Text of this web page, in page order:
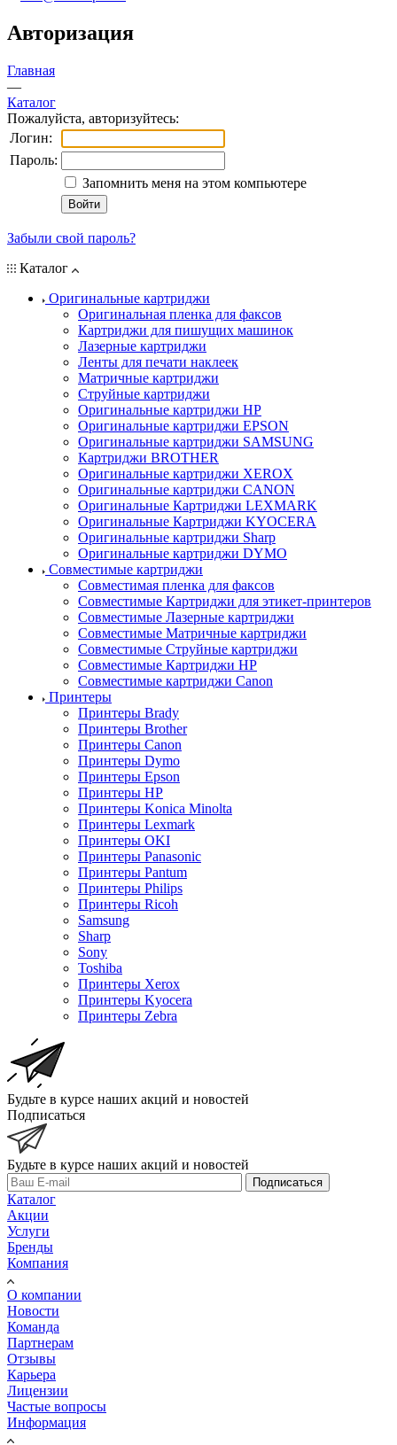
Авторизация
Главная
—
Каталог
Пожалуйста, авторизуйтесь:
Логин:
Пароль:
Запомнить меня на этом компьютере
Забыли свой пароль?
Каталог
Оригинальные картриджи
Оригинальная пленка для факсов
Картриджи для пишущих машинок
Лазерные картриджи
Ленты для печати наклеек
Матричные картриджи
Струйные картриджи
Оригинальные картриджи HP
Оригинальные картриджи EPSON
Оригинальные картриджи SAMSUNG
Картриджи BROTHER
Оригинальные картриджи XEROX
Оригинальные картриджи CANON
Оригинальные Картриджи LEXMARK
Оригинальные Картриджи KYOCERA
Оригинальные картриджи Sharp
Оригинальные картриджи DYMO
Совместимые картриджи
Совместимая пленка для факсов
Совместимые Картриджи для этикет-принтеров
Совместимые Лазерные картриджи
Совместимые Матричные картриджи
Совместимые Струйные картриджи
Совместимые Картриджи HP
Совместимые картриджи Canon
Принтеры
Принтеры Brady
Принтеры Brother
Принтеры Canon
Принтеры Dymo
Принтеры Epson
Принтеры HP
Принтеры Konica Minolta
Принтеры Lexmark
Принтеры OKI
Принтеры Panasonic
Принтеры Pantum
Принтеры Philips
Принтеры Ricoh
Samsung
Sharp
Sony
Toshiba
Принтеры Xerox
Принтеры Kyocera
Принтеры Zebra
Будьте в курсе наших акций и новостей
Подписаться
Будьте в курсе наших акций и новостей
Подписаться
Каталог
Акции
Услуги
Бренды
Компания
О компании
Новости
Команда
Партнерам
Отзывы
Карьера
Лицензии
Частые вопросы
Информация